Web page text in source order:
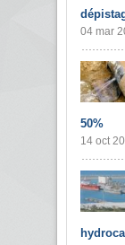
04 mar
50%
14 oct